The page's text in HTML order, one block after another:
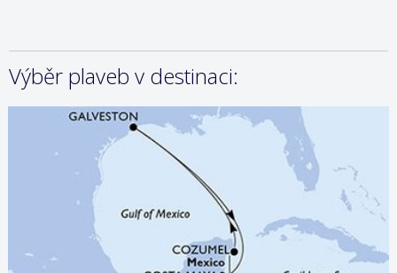
Výběr plaveb v destinaci:
ZOBRAZIT DETAIL
09.08.2026 – 16.08.2026
499 €/OS.
ZOBRAZIT DETAIL
16.08.2026 – 23.08.2026
389 €/OS.
ZOBRAZIT DETAIL
23.08.2026 – 30.08.2026
279 €/OS.